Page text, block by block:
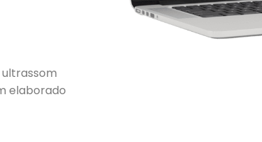
elaborado